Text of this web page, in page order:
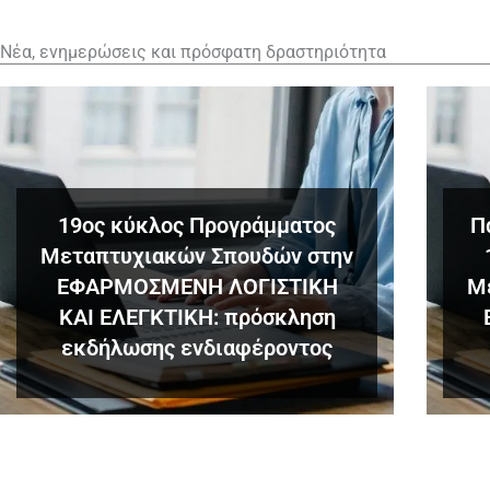
Νέα, ενημερώσεις και πρόσφατη δραστηριότητα
19ος κύκλος Προγράμματος
Μεταπτυχιακών Σπουδών στην
ΕΦΑΡΜΟΣΜΕΝΗ ΛΟΓΙΣΤΙΚΗ
ΚΑΙ ΕΛΕΓΚΤΙΚΗ: πρόσκληση
εκδήλωσης ενδιαφέροντος
ΠΡΟΣΚΛΗΣΗ ΕΚΔΗΛΩΣΗΣ
ΕΝΔΙΑΦΕΡΟΝΤΟΣ ΓΙΑ ΣΤΕΛΕΧΗ
ΤΗΣ ΑΑΔΕ